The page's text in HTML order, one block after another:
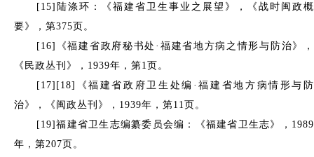
[15]陆涤环：《福建省卫生事业之展望》，《战时闽政概
要》，第375页。
[16]《福建省政府秘书处·福建省地方病之情形与防治》，
《民政丛刊》，1939年，第1页。
[17][18]《福建省政府卫生处编·福建省地方病情形与防
治》，《闽政丛刊》，1939年，第11页。
[19]福建省卫生志编纂委员会编：《福建省卫生志》，1989
年，第207页。